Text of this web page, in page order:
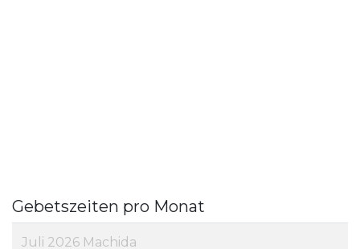
Gebetszeiten pro Monat
Juli 2026 Machida